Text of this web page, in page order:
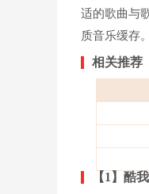
适的歌曲与
质音乐缓存。
相关推荐
【1】酷